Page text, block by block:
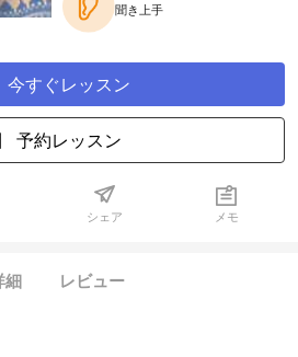
聞き上手
今すぐレッスン
予約レッスン
シェア メモ
細 レビュー